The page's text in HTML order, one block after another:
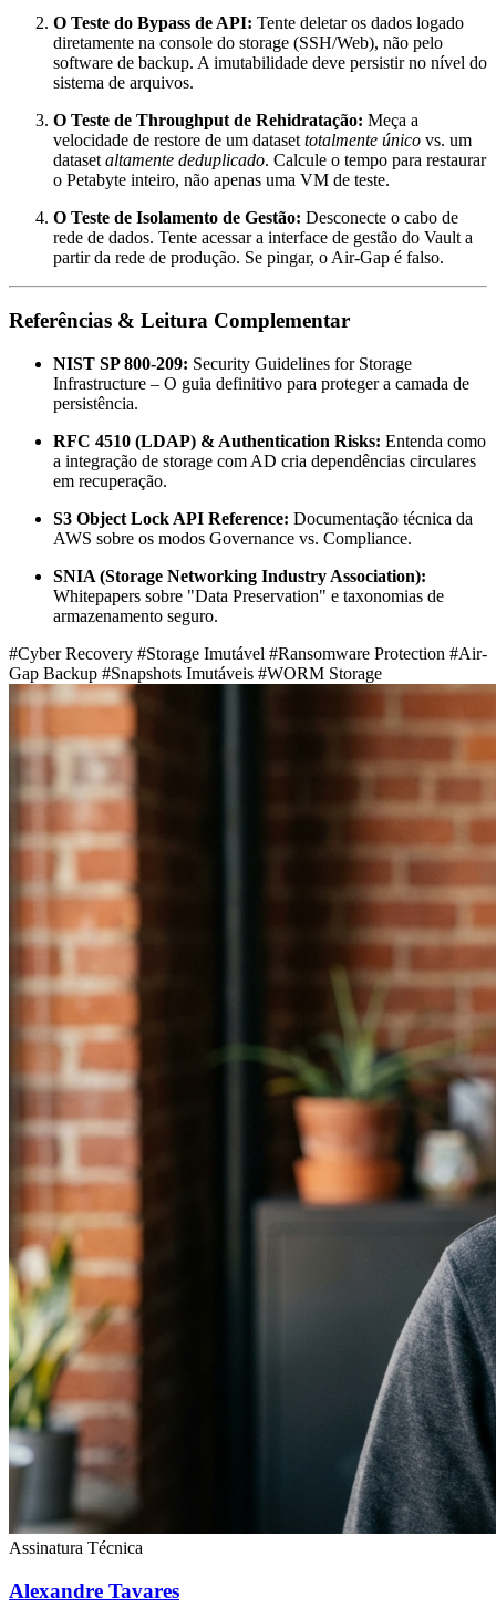
O Teste do Bypass de API: Tente deletar os dados logado
diretamente na console do storage (SSH/Web), não pelo
software de backup. A imutabilidade deve persistir no nível do
sistema de arquivos.
O Teste de Throughput de Rehidratação: Meça a
velocidade de restore de um dataset totalmente único vs. um
dataset altamente deduplicado. Calcule o tempo para restaurar
o Petabyte inteiro, não apenas uma VM de teste.
O Teste de Isolamento de Gestão: Desconecte o cabo de
rede de dados. Tente acessar a interface de gestão do Vault a
partir da rede de produção. Se pingar, o Air-Gap é falso.
Referências & Leitura Complementar
NIST SP 800-209: Security Guidelines for Storage
Infrastructure – O guia definitivo para proteger a camada de
persistência.
RFC 4510 (LDAP) & Authentication Risks: Entenda como
a integração de storage com AD cria dependências circulares
em recuperação.
S3 Object Lock API Reference: Documentação técnica da
AWS sobre os modos Governance vs. Compliance.
SNIA (Storage Networking Industry Association):
Whitepapers sobre "Data Preservation" e taxonomias de
armazenamento seguro.
#Cyber Recovery #Storage Imutável #Ransomware Protection #Air-
Gap Backup #Snapshots Imutáveis #WORM Storage
Assinatura Técnica
Alexandre Tavares